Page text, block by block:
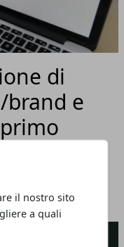
il nostro sito
a quali
di
brand e
online